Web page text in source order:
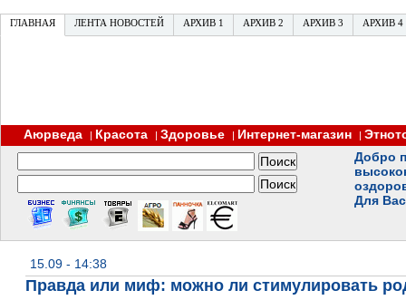
ГЛАВНАЯ ЛЕНТА НОВОСТЕЙ АРХИВ 1 АРХИВ 2 АРХИВ 3 АРХИВ 4
Аюрведа | Красота | Здоровье | Интернет-магазин |
Добро
Для
15.09 - 14:38
Правда или миф: можно ли стимулировать